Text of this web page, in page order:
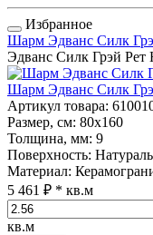
Избранное
Шарм Эдванс Силк
Эдванс Силк Грэй Рет
Шарм Эдванс Силк
Артикул товара:
Размер, см: 80x160
Толщина, мм: 9
Поверхность:
Материал:
5 461 ₽ * кв.м
кв.м